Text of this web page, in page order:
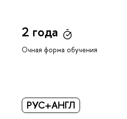
2 года
Очная форма обучения
РУС+АНГЛ